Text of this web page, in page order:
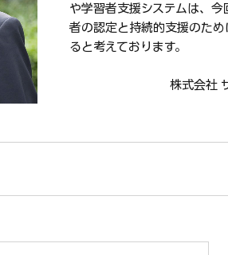
や学習者支援システムは、
者の認定と持続的支援のた
ると考えております。
株式会社